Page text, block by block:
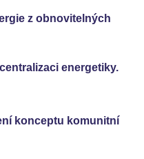
z obnovitelných
energetiky.
konceptu komunitní